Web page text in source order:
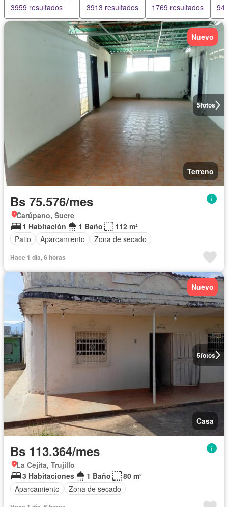
3959 resultados 3913 resultados 1769 resultados
5fotos
Nuevo
Terreno
Bs 75.576/mes
Carúpano, Sucre
1 Habitación
1 Baño
112 m²
Patio
Aparcamiento Zona de secado
Hace 1 día, 6 horas
5fotos
Nuevo
Casa
Bs 113.364/mes
La Cejita, Trujillo
3 Habitaciones
1 Baño
80 m²
Aparcamiento
Zona de secado